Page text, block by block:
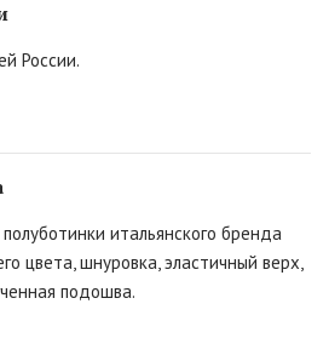
России.
итальянского бренда
цвета, шнуровка, эластичный верх,
подошва.